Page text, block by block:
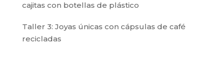
cajitas con botellas de plástico
Taller 3: Joyas únicas con cápsulas de café
recicladas